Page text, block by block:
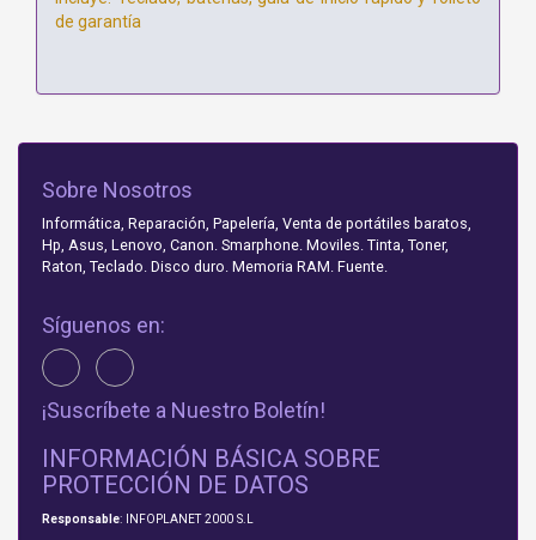
de garantía
Sobre Nosotros
Informática, Reparación, Papelería, Venta de portátiles baratos,
Hp, Asus, Lenovo, Canon. Smarphone. Moviles. Tinta, Toner,
Raton, Teclado. Disco duro. Memoria RAM. Fuente.
Síguenos en:
¡Suscríbete a Nuestro Boletín!
INFORMACIÓN BÁSICA SOBRE
PROTECCIÓN DE DATOS
Responsable: INFOPLANET 2000 S.L